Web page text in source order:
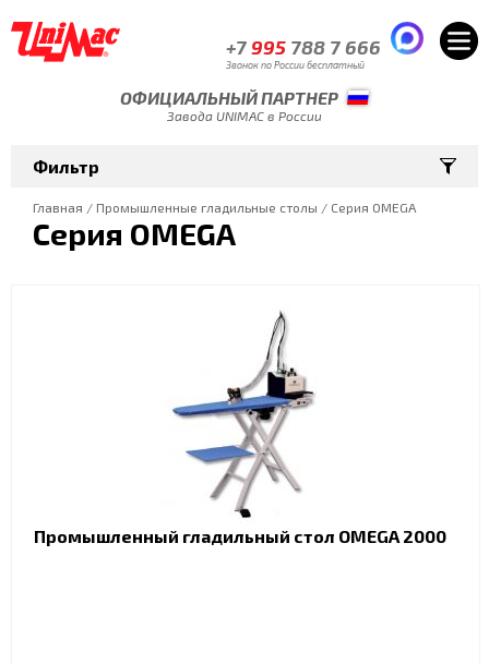
ОФИЦИАЛЬНЫЙ ПАРТНЕР
Завода UNIMAC в России
+7995 788 7 666
Звонок по России бесплатный
Фильтр
Главная / Промышленные гладильные столы / Серия OMEGA
Серия OMEGA
Промышленный гладильный стол OMEGA 2000